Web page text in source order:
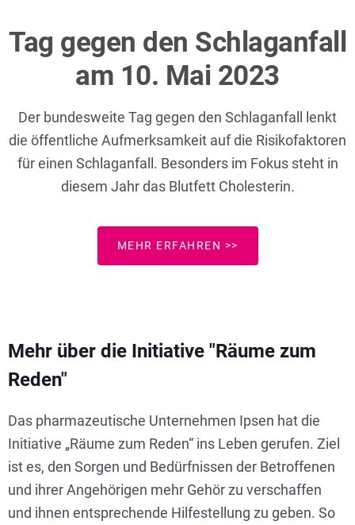
Tag gegen den Schlaganfall
am 10. Mai 2023
Der bundesweite Tag gegen den Schlaganfall lenkt
die öffentliche Aufmerksamkeit auf die Risikofaktoren
für einen Schlaganfall. Besonders im Fokus steht in
diesem Jahr das Blutfett Cholesterin.
MEHR ERFAHREN >>
Mehr über die Initiative "Räume zum
Reden"
Das pharmazeutische Unternehmen Ipsen hat die
Initiative „Räume zum Reden“ ins Leben gerufen. Ziel
ist es, den Sorgen und Bedürfnissen der Betroffenen
und ihrer Angehörigen mehr Gehör zu verschaffen
und ihnen entsprechende Hilfestellung zu geben. So